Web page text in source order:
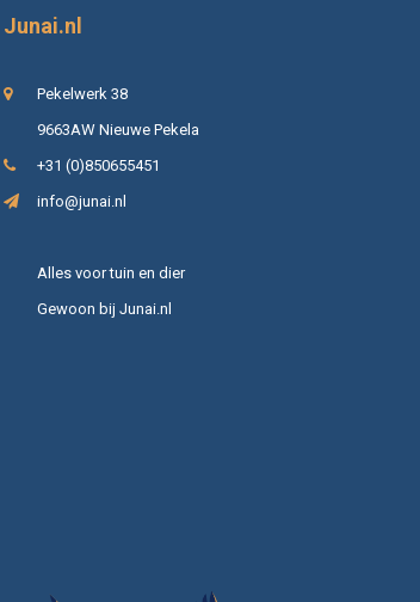
Junai.nl
Pekelwerk 38
9663AW Nieuwe Pekela
+31 (0)850655451
info@junai.nl
Alles voor tuin en dier
Gewoon bij Junai.nl